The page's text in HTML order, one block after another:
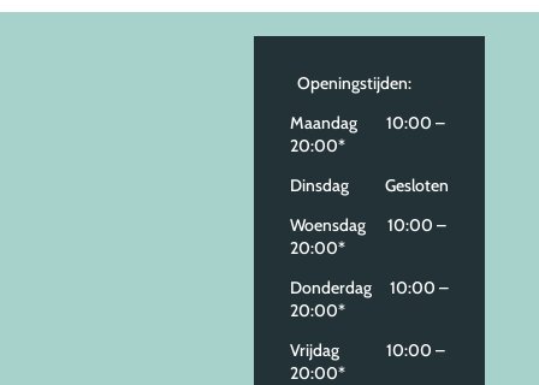
Openingstijden:
Maandag 10:00 –
20:00*
Dinsdag Gesloten
Woensdag 10:00 –
20:00*
Donderdag 10:00 –
20:00*
Vrijdag 10:00 –
20:00*